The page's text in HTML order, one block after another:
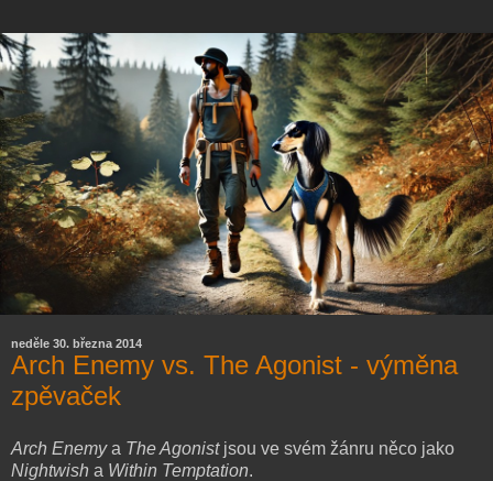
neděle 30. března 2014
Arch Enemy vs. The Agonist - výměna
zpěvaček
Arch Enemya The Agonistjsou ve svém žánru něco jako
Nightwish a Within Temptation.